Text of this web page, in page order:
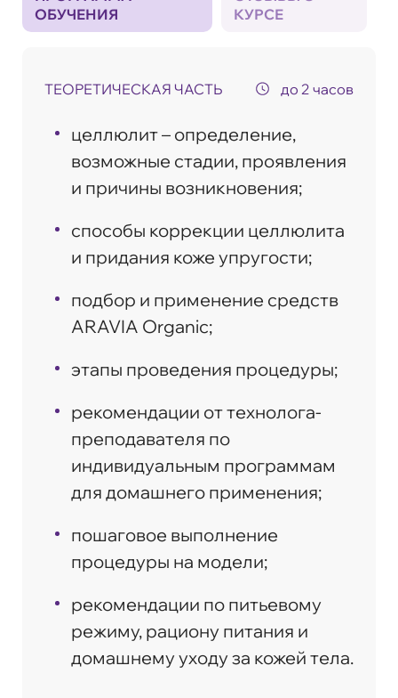
ОБУЧЕНИЯ
КУРСЕ
ТЕОРЕТИЧЕСКАЯ ЧАСТЬ до 2 часов
целлюлит – определение,
возможные стадии, проявления
и причины возникновения;
способы коррекции целлюлита
и придания коже упругости;
подбор и применение средств
ARAVIA Organic;
этапы проведения процедуры;
рекомендации от технолога-
преподавателя по
индивидуальным программам
для домашнего применения;
пошаговое выполнение
процедуры на модели;
рекомендации по питьевому
режиму, рациону питания и
домашнему уходу за кожей тела.